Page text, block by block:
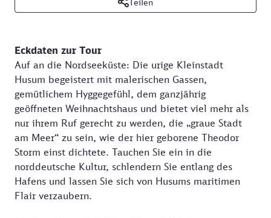
Eckdaten zur Tour
Auf an die Nordseeküste: Die urige Kleinstadt
Husum begeistert mit malerischen Gassen,
gemütlichem Hyggegefühl, dem ganzjährig
geöffneten Weihnachtshaus und bietet viel mehr als
nur ihrem Ruf gerecht zu werden, die „graue Stadt
am Meer“ zu sein, wie der hier geborene Theodor
Storm einst dichtete. Tauchen Sie ein in die
norddeutsche Kultur, schlendern Sie entlang des
Hafens und lassen Sie sich von Husums maritimen
Flair verzaubern.